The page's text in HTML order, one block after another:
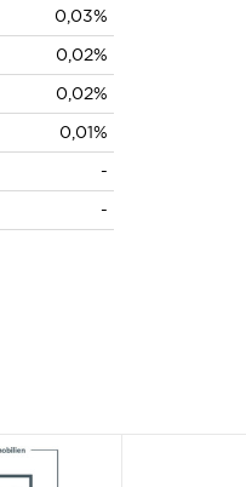
0,03%
0,02%
0,02%
0,01%
-
-